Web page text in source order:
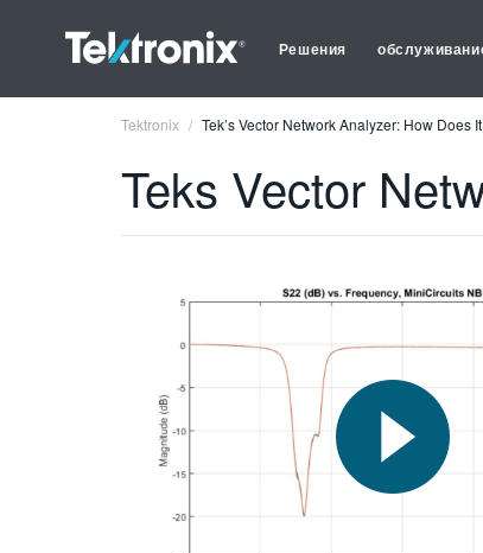
Решения
Tektronix Tek’s Vector Network Analyzer: How Does
Teks Vector